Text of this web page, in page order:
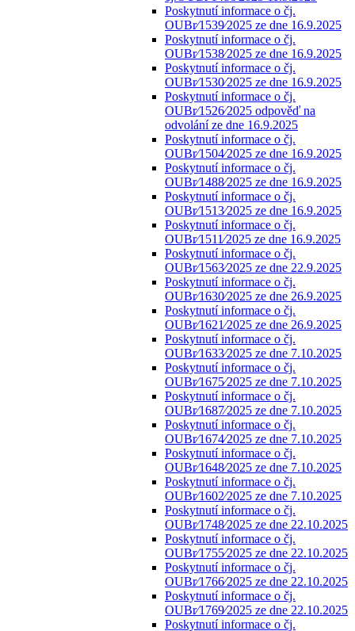
Poskytnutí informace o čj.
OUBr⁄1539⁄2025 ze dne 16.9.2025
Poskytnutí informace o čj.
OUBr⁄1538⁄2025 ze dne 16.9.2025
Poskytnutí informace o čj.
OUBr⁄1530⁄2025 ze dne 16.9.2025
Poskytnutí informace o čj.
OUBr⁄1526⁄2025 odpověď na
odvolání ze dne 16.9.2025
Poskytnutí informace o čj.
OUBr⁄1504⁄2025 ze dne 16.9.2025
Poskytnutí informace o čj.
OUBr⁄1488⁄2025 ze dne 16.9.2025
Poskytnutí informace o čj.
OUBr⁄1513⁄2025 ze dne 16.9.2025
Poskytnutí informace o čj.
OUBr⁄1511⁄2025 ze dne 16.9.2025
Poskytnutí informace o čj.
OUBr⁄1563⁄2025 ze dne 22.9.2025
Poskytnutí informace o čj.
OUBr⁄1630⁄2025 ze dne 26.9.2025
Poskytnutí informace o čj.
OUBr⁄1621⁄2025 ze dne 26.9.2025
Poskytnutí informace o čj.
OUBr⁄1633⁄2025 ze dne 7.10.2025
Poskytnutí informace o čj.
OUBr⁄1675⁄2025 ze dne 7.10.2025
Poskytnutí informace o čj.
OUBr⁄1687⁄2025 ze dne 7.10.2025
Poskytnutí informace o čj.
OUBr⁄1674⁄2025 ze dne 7.10.2025
Poskytnutí informace o čj.
OUBr⁄1648⁄2025 ze dne 7.10.2025
Poskytnutí informace o čj.
OUBr⁄1602⁄2025 ze dne 7.10.2025
Poskytnutí informace o čj.
OUBr⁄1748⁄2025 ze dne 22.10.2025
Poskytnutí informace o čj.
OUBr⁄1755⁄2025 ze dne 22.10.2025
Poskytnutí informace o čj.
OUBr⁄1766⁄2025 ze dne 22.10.2025
Poskytnutí informace o čj.
OUBr⁄1769⁄2025 ze dne 22.10.2025
Poskytnutí informace o čj.